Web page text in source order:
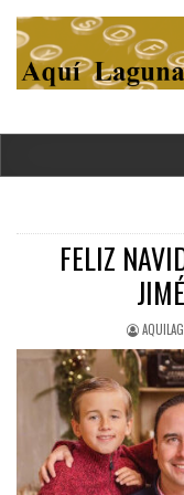
FELIZ